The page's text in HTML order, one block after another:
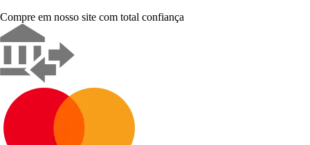
Compre em nosso site com total confiança